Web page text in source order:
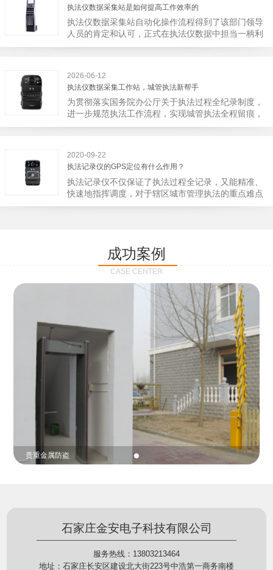
其二，安装安检门可以防范于未然。1月6号当天，南
宁市第二医院刚试行安检的首日，检查出10多把各类
刀具和一把管制类刀具。近来伤医事件屡屡发生，安
装安检门可以缓解医生安全感不足的问题，同时安检
执法仪数据采集站是如何提高工作效率的
执法仪数据采集站自动化操作流程得到了该部门领导
人员的肯定和认可，正式在执法仪数据中担当一柄利
剑。 执法仪数据采集站对于执法仪数据资料的管理
备能自动读取目标对象，并同步到采集站中，此外设
备具有断点续传的功能，如果碰到网络故障，可以从
已经上传或下载的部分开始继续上传下载未完成的部
分，而没有必要从头开始上传下载，能节省时间，提
高速度。再者待数据传输完毕之后，执法仪数据采集
下次直接使用，提高执法仪数据效率。执法仪数据采
集站还具有强大的数据存储管理系统，后台统计不同
上传时段、不同重要级别的数据，将统计结果以图表
或者报表的形式呈现；设备设置有用户操作权限管
理，自动将用户警员编号与执法仪编号绑定，保障数
据的合法性，同时系统可设置每个警员的权限，明确
2026-06-12
执法仪数据采集工作站，城管执法新帮手
为贯彻落实国务院办公厅关于执法过程全纪录制度，
进一步规范执法工作流程，实现城管执法全程留痕，
深入推进执法队伍规范化建设，给城管执法工作添加
止了双方矛盾的发生。现在有了执法仪数据采集工作
站，执法队员的担忧便得到有效的解决。每个采集工
作站可支持多台执法记录仪设备同时上传数据，队员
当天使用当天上传，通过数据线接入到采集工作站，
它会自动读取所有的视频、音频、图片、日志等信
作站也能自动为执法记录仪充充电、校校时，做执法
记录仪的贴心小"保姆"。随着群众法律意识的逐步提
高，行政执法行为更加"阳光、透明"，通过工作站可
以随时调取证据视频，精准查阅现场资料，直戳了当
的展示给行政相对人看，有效的减少了行政相对人对
城管执法行为的误解，树立了执法的公信力。
2020-09-22
执法记录仪的GPS定位有什么作用？
执法记录仪不仅保证了执法过程全记录，又能精准、
快速地指挥调度，对于辖区城市管理执法的重点难点
也能一目了然，在城市管理工作信息化中发挥着重要
定位模块，可通过移动网络将位置信息实时发送到监
控中心，在平台的电子地图上显示出设备的具体位
置，实时查看执法人员到岗情况及根据执法环境迅速
调配周边执法人员。同时，内置NFC芯片，可支持身
份证查验等拓展功能，在实战中发挥着重要的作用，
能广泛应用于交警公安执法、卫生监督、城管执法、
海关执法、路政、质量监督、林业园林、消防、质量
监督、公路铁路等各个领域。
成功案例
CASE CENTER
贵重金属防盗
石家庄金安电子科技有限公司
服务热线：13803213464
地址：石家庄长安区建设北大街223号中浩第一商务南楼